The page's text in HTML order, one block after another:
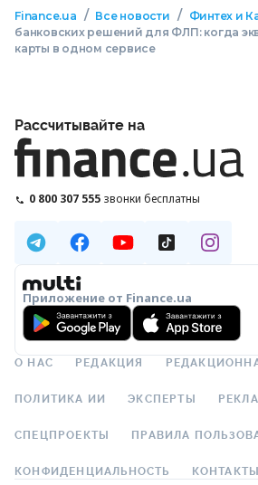
Finance.ua / Все новости / Финтех и
банковских решений для ФЛП: когда
карты в одном сервисе
Рассчитывайте на
0 800 307 555 звонки бесплатны
Приложение от Finance.ua
О НАС РЕДАКЦИЯ
ПОЛИТИКА ИИ ЭКСПЕРТЫ
СПЕЦПРОЕКТЫ ПРАВИЛА
КОНФИДЕНЦИАЛЬНОСТЬ КОНТАКТЫ